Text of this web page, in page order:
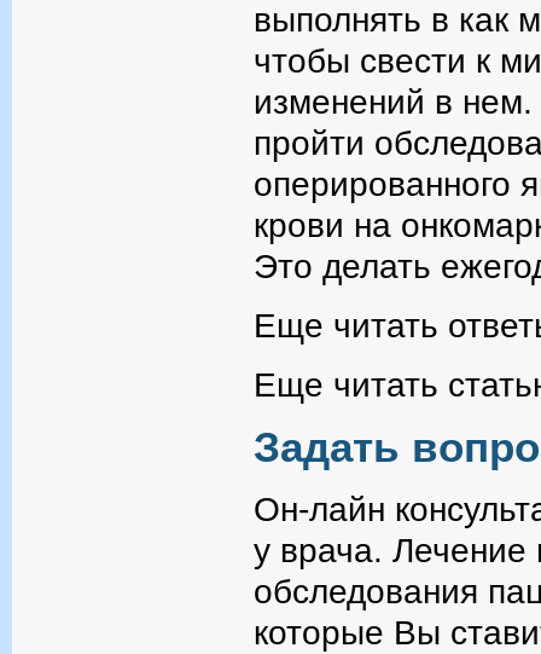
выполнять в как
чтобы свести к
изменений в
пройти
оперированного
крови на
Это делать
Еще читать
Еще читать
Задать
Он-лайн
у врача. Лечение
обследования
которые Вы